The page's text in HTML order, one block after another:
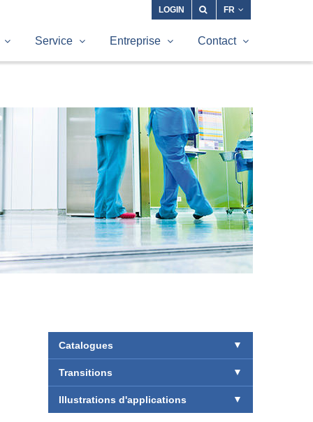
LOGIN FR
Service Entreprise Contact
Catalogues
Transitions
Illustrations d'applications